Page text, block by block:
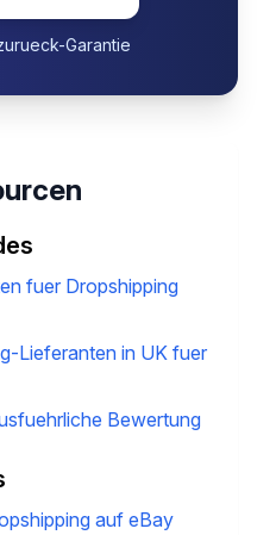
Garantie
fuer Dropshipping
Lieferanten in UK fuer
Bewertung
auf eBay